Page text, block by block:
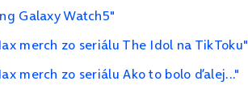
Galaxy Watch5"
merch zo seriálu The Idol na TikToku"
merch zo seriálu Ako to bolo ďalej..."